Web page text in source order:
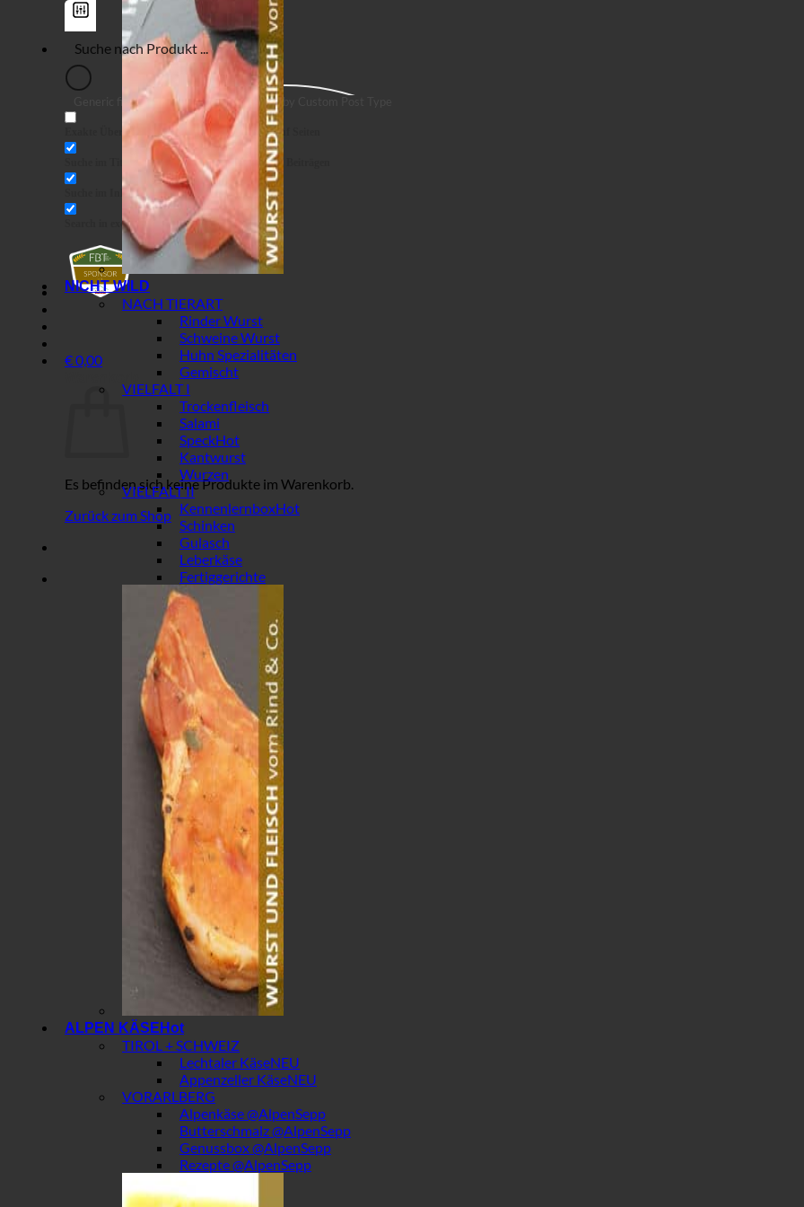
Generic filters
Exakte Übereinstimmung
Suche im Inhalt
Search in excerpt
Filter by Custom Post Type
Suche auf Seiten
Suche in Beiträgen
€0,00
Es befinden sich keine Produkte im Warenkorb.
Zurück zum Shop
NICHT WILD
NACH TIERART
Rinder Wurst
Schweine Wurst
Huhn Spezialitäten
Gemischt
VIELFALT I
Trockenfleisch
Salami
Speck
Kantwurst
Wurzen
VIELFALT II
Kennenlernbox
Schinken
Gulasch
Leberkäse
Fertiggerichte
ALPEN KÄSE
TIROL + SCHWEIZ
Lechtaler Käse
Appenzeller Käse
VORARLBERG
Alpenkäse @AlpenSepp
Butterschmalz @AlpenSepp
Genussbox @AlpenSepp
Rezepte @AlpenSepp